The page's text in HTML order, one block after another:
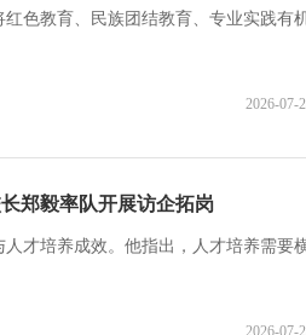
色教育、民族团结教育、专业实践有
2026-07-
郑毅率队开展访企拓岗
才培养成效。他指出，人才培养需要
2026-07-